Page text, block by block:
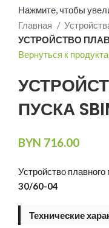
Нажмите, чтобы
Главная
УСТРОЙСТВО
Вернуться к
ПУСКА
BYN 716.00
Устройство плавного
30/60-04
Технические